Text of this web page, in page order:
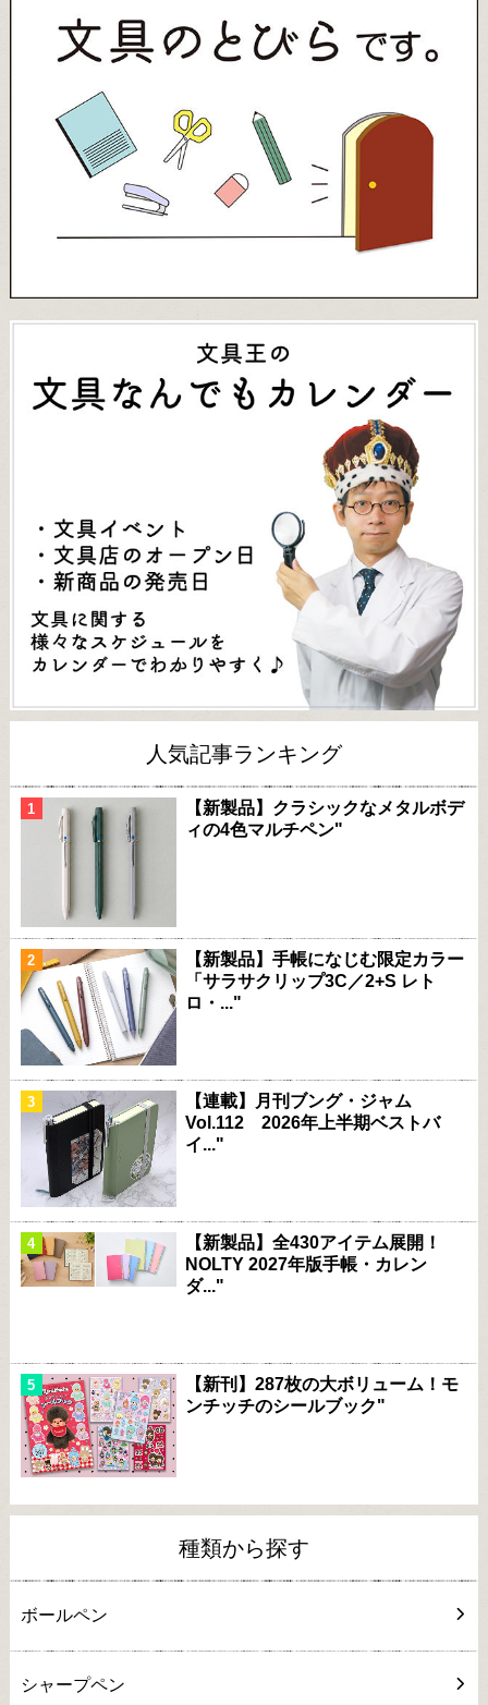
人気記事ランキング
【新製品】クラシックなメタルボデ
ィの4色マルチペン"
【新製品】手帳になじむ限定カラー
「サラサクリップ3C／2+S レト
ロ・..."
【連載】月刊ブング・ジャム
Vol.112 2026年上半期ベストバ
イ..."
【新製品】全430アイテム展開！
NOLTY 2027年版手帳・カレン
ダ..."
【新刊】287枚の大ボリューム！モ
ンチッチのシールブック"
種類から探す
ボールペン
シャープペン